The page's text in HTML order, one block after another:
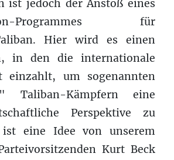
ist jedoch der Anstoß eines
Programmes für
Hier wird es einen
in den die internationale
einzahlt, um sogenannten
Taliban-Kämpfern eine
Perspektive zu
eine Idee von unserem
Kurt Beck